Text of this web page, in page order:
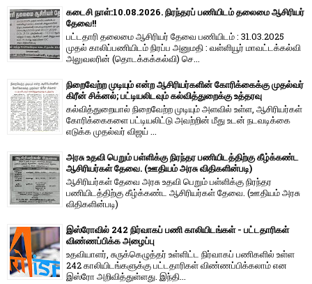
கடைசி நாள்:10.08.2026. நிரந்தரப் பணியிடம் தலைமை ஆசிரியர்
தேவை!!
பட்டதாரி தலைமை ஆசிரியர் தேவை பணியிடம் : 31.03.2025
முதல் காலிப்பணியிடம் நிரப்ப அனுமதி : வள்ளியூர் மாவட்டக்கல்வி
அலுவலரின் (தொடக்கக்கல்வி) செ...
நிறைவேற்ற முடியும் என்ற ஆசிரியர்களின் கோரிக்கைக்கு முதல்வர்
கிரீன் சிக்னல்; பட்டியலிடவும் கல்வித்துறைக்கு உத்தரவு
கல்வித்துறையால் நிறைவேற்ற முடியும் அளவில் உள்ள, ஆசிரியர்கள்
கோரிக்கைகளை பட்டியலிட்டு அவற்றின் மீது உடன் நடவடிக்கை
எடுக்க முதல்வர் விஜய் ...
அரசு உதவி பெறும் பள்ளிக்கு நிரந்தர பணியிடத்திற்கு கீழ்க்கண்ட
ஆசிரியர்கள் தேவை. (ஊதியம் அரசு விதிகளின்படி)
ஆசிரியர்கள் தேவை அரசு உதவி பெறும் பள்ளிக்கு நிரந்தர
பணியிடத்திற்கு கீழ்க்கண்ட ஆசிரியர்கள் தேவை. (ஊதியம் அரசு
விதிகளின்படி)
இஸ்ரோவில் 242 நிர்வாகப் பணி காலியிடங்கள் - பட்டதாரிகள்
விண்ணப்பிக்க அழைப்பு
உதவியாளர், சுருக்கெழுத்தர் உள்ளிட்ட நிர்வாகப் பணிகளில் உள்ள
242 காலியிடங்களுக்கு பட்டதாரிகள் விண்ணப்பிக்கலாம் என
இஸ்ரோ அறிவித்துள்ளது. இந்தி...